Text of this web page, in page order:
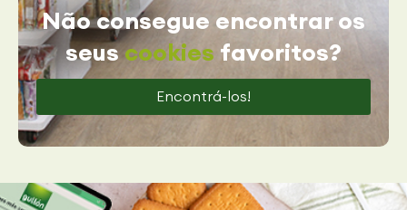
Não consegue encontrar os
seuscookies favoritos?
Encontrá-los!